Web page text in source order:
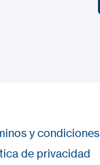
y condiciones
de privacidad